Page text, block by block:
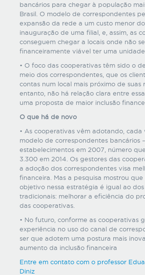
bancários para chegar à população
Brasil. O modelo de correspondentes
expansão da rede a um custo menor
inauguração de uma filial, e, assim, as
conseguem chegar a locais onde não
financeiramente viável ter uma unidade.
• O foco das cooperativas têm sido o
meio dos correspondentes, que os
contas num local mais próximo de suas
entanto, não há relação clara entre
uma proposta de maior inclusão
O que há de novo
• As cooperativas vêm adotando, cada
modelo de correspondentes bancários
estabelecimentos em 2007, número
3.300 em 2014. Os gestores das
a adoção dos correspondentes visa
financeira. Mas a pesquisa mostrou
objetivo nessa estratégia é igual ao
tradicionais: melhorar a eficiência do
das cooperativas.
• No futuro, conforme as cooperativas
experiência no uso do canal de
ser que adotem uma postura mais
aumento da inclusão financeira
Entre em contato com o professor
Diniz